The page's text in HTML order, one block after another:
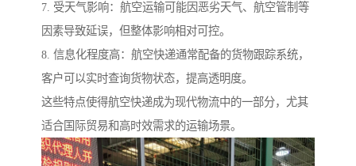
7. 受天气影响：航空运输可能因恶劣天气、航空管制等
因素导致延误，但整体影响相对可控。
8. 信息化程度高：航空快递通常配备的货物跟踪系统，
客户可以实时查询货物状态，提高透明度。
这些特点使得航空快递成为现代物流中的一部分，尤其
适合国际贸易和高时效需求的运输场景。